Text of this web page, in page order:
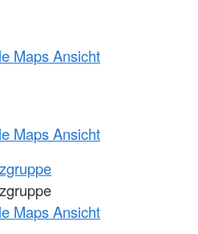
Maps Ansicht
Maps Ansicht
Maps Ansicht